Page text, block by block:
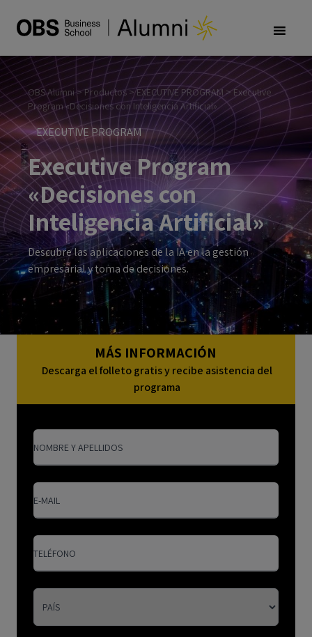
OBS Alumni>Productos>EXECUTIVE PROGRAM>Executive
Program «Decisiones con Inteligencia Artificial»
EXECUTIVE PROGRAM
Executive Program
«Decisiones con
Inteligencia Artificial»
Descubre las aplicaciones de la IA en la gestión
empresarial y toma de decisiones.
MÁS INFORMACIÓN
Descarga el folleto gratis y recibe asistencia del
programa
NOMBRE Y APELLIDOS
E-MAIL
TELÉFONO